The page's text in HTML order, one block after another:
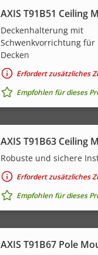
AXIS T91B51 Ceiling
Deckenhalterung mit
Schwenkvorrichtung für
Decken
Erfordert zusätzliches
Empfohlen für dieses
AXIS T91B63 Ceiling
Robuste und sichere
Erfordert zusätzliches
Empfohlen für dieses
AXIS T91B67 Pole